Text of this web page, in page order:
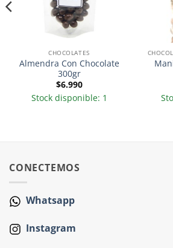
CHOCOLATES
Almendra Con Chocolate
300gr
$6.990
Stock disponible: 1
CONECTEMOS
Whatsapp
Instagram